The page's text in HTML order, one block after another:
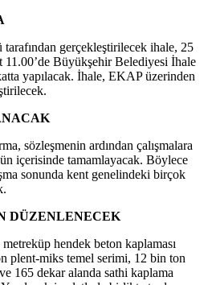
gerçekleştirilecek ihale, 25
11.00’de Büyükşehir Belediyesi İhale
yapılacak. İhale, EKAP üzerinden
sözleşmenin ardından çalışmalara
içerisinde tamamlayacak. Böylece
sonunda kent genelindeki birçok
DÜZENLENECEK
hendek beton kaplaması
plent-miks temel serimi, 12 bin ton
165 dekar alanda sathi kaplama